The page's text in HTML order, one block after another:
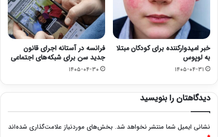
خبر امیدوارکننده برای کودکان مبتلا
به لوپوس
۱۴۰۵-۰۴-۳۱
فرانسه در آستانه اجرای قانون
جدید سن برای شبکه‌های اجتماعی
۱۴۰۵-۰۴-۳۰
دیدگاهتان را بنویسید
نشانی ایمیل شما منتشر نخواهد شد. بخش‌های موردنیاز علامت‌گذاری شده‌اند